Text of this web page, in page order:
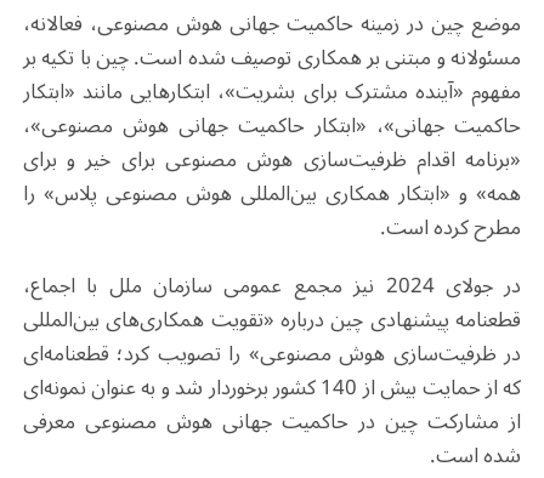
موضع چین در زمینه حاکمیت جهانی هوش مصنوعی، فعالانه،
مسئولانه و مبتنی بر همکاری توصیف شده است. چین با تکیه بر
مفهوم «آینده مشترک برای بشریت»، ابتکارهایی مانند «ابتکار
حاکمیت جهانی»، «ابتکار حاکمیت جهانی هوش مصنوعی»،
«برنامه اقدام ظرفیت‌سازی هوش مصنوعی برای خیر و برای
همه» و «ابتکار همکاری بین‌المللی هوش مصنوعی پلاس» را
مطرح کرده است.
در جولای 2024 نیز مجمع عمومی سازمان ملل با اجماع،
قطعنامه پیشنهادی چین درباره «تقویت همکاری‌های بین‌المللی
در ظرفیت‌سازی هوش مصنوعی» را تصویب کرد؛ قطعنامه‌ای
که از حمایت بیش از 140 کشور برخوردار شد و به عنوان نمونه‌ای
از مشارکت چین در حاکمیت جهانی هوش مصنوعی معرفی
شده است.